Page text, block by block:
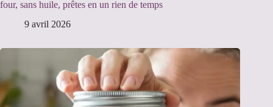
four, sans huile, prêtes en un rien de temps
9 avril 2026